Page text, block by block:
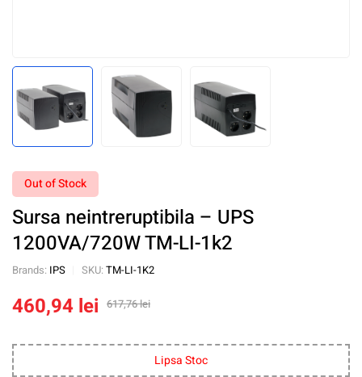
Out of Stock
Sursa neintreruptibila – UPS
1200VA/720W TM-LI-1k2
Brands: IPS SKU: TM-LI-1K2
617,76lei
460,94 lei
Lipsa Stoc